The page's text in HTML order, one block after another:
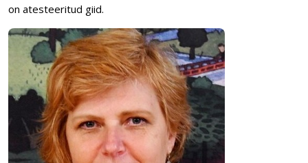
on atesteeritud giid.